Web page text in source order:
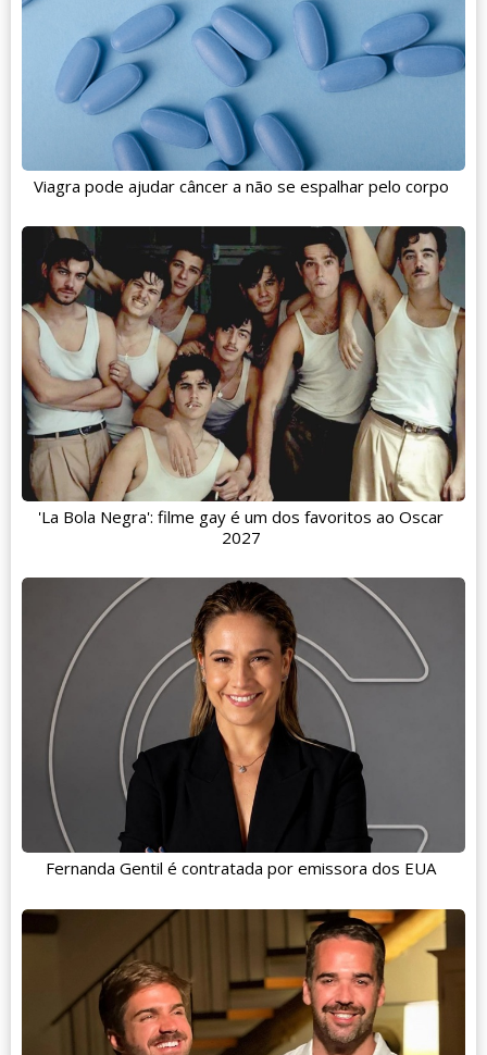
Viagra pode ajudar câncer a não se espalhar pelo corpo
'La Bola Negra': filme gay é um dos favoritos ao Oscar
2027
Fernanda Gentil é contratada por emissora dos EUA